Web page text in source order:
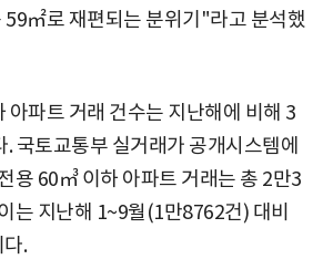
㎡로 재편되는 분위기"라고 분석했
아파트 거래 건수는 지난해에 비해 3
국토교통부 실거래가 공개시스템에
용 60㎥ 이하 아파트 거래는 총 2만3
는 지난해 1~9월(1만8762건) 대비
.